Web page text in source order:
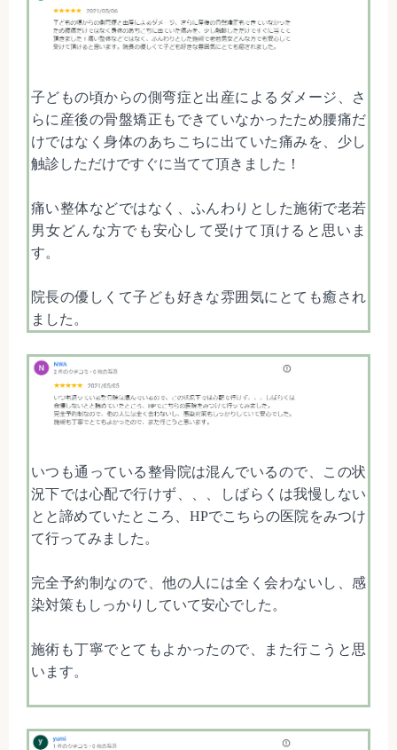
子どもの頃からの側弯症と出産によるダメージ、さ
らに産後の骨盤矯正もできていなかったため腰痛だ
けではなく身体のあちこちに出ていた痛みを、少し
触診しただけですぐに当てて頂きました！
痛い整体などではなく、ふんわりとした施術で老若
男女どんな方でも安心して受けて頂けると思いま
す。
院長の優しくて子ども好きな雰囲気にとても癒され
ました。
いつも通っている整骨院は混んでいるので、この状
況下では心配で行けず、、、しばらくは我慢しない
とと諦めていたところ、HPでこちらの医院をみつけ
て行ってみました。
完全予約制なので、他の人には全く会わないし、感
染対策もしっかりしていて安心でした。
施術も丁寧でとてもよかったので、また行こうと思
います。